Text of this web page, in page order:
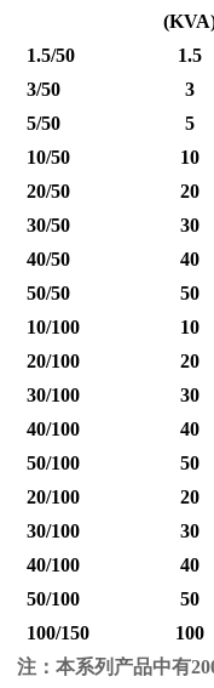
1.5/50
1.5
3/50
3
5/50
5
10/50
10
20/50
20
30/50
30
40/50
40
50/50
50
10/100
10
20/100
20
30/100
30
40/100
40
50/100
50
20/100
20
30/100
30
40/100
40
50/100
50
100/150
100
注：本系列产品中有